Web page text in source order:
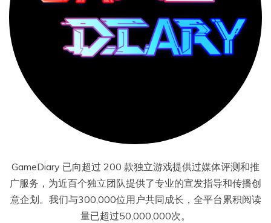
GameDiary 已向超过 200 款独立游戏提供过媒体评测和推
广服务，为近百个独立团队提供了专业的宣发指导和传播创
意企划。我们与300,000位用户共同成长，全平台累积阅读
量已超过50,000,000次。